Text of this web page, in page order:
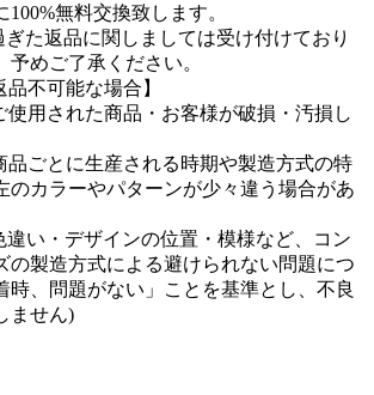
100%無料交換致します。
た返品に関しましては受け付けており
予めご了承ください。
不可能な場合】
使用された商品・お客様が破損・汚損し
品ごとに生産される時期や製造方式の特
のカラーやパターンが少々違う場合があ
い・デザインの位置・模様など、コン
の製造方式による避けられない問題につ
時、問題がない」ことを基準とし、不良
ません)